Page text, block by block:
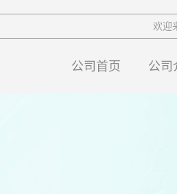
欢迎
公司首页 公司